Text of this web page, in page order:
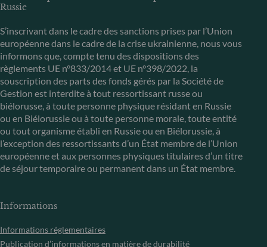
Russie
S’inscrivant dans le cadre des sanctions prises par l’Union
européenne dans le cadre de la crise ukrainienne, nous vous
informons que, compte tenu des dispositions des
règlements UE n°833/2014 et UE n°398/2022, la
souscription des parts des fonds gérés par la Société de
Gestion est interdite à tout ressortissant russe ou
biélorusse, à toute personne physique résidant en Russie
ou en Biélorussie ou à toute personne morale, toute entité
ou tout organisme établi en Russie ou en Biélorussie, à
l’exception des ressortissants d’un État membre de l’Union
européenne et aux personnes physiques titulaires d’un titre
de séjour temporaire ou permanent dans un État membre.
Informations
Informations réglementaires
Publication d’informations en matière de durabilité